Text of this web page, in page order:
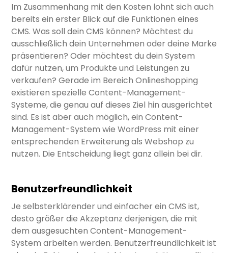
Im Zusammenhang mit den Kosten lohnt sich auch
bereits ein erster Blick auf die Funktionen eines
CMS. Was soll dein CMS können? Möchtest du
ausschließlich dein Unternehmen oder deine Marke
präsentieren? Oder möchtest du dein System
dafür nutzen, um Produkte und Leistungen zu
verkaufen? Gerade im Bereich Onlineshopping
existieren spezielle Content-Management-
Systeme, die genau auf dieses Ziel hin ausgerichtet
sind. Es ist aber auch möglich, ein Content-
Management-System wie WordPress mit einer
entsprechenden Erweiterung als Webshop zu
nutzen. Die Entscheidung liegt ganz allein bei dir.
Benutzerfreundlichkeit
Je selbsterklärender und einfacher ein CMS ist,
desto größer die Akzeptanz derjenigen, die mit
dem ausgesuchten Content-Management-
System arbeiten werden. Benutzerfreundlichkeit ist